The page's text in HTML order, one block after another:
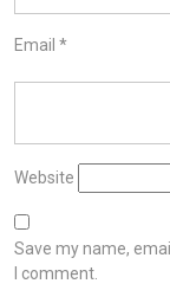
Email *
Website
Save my name,
I comment.